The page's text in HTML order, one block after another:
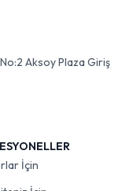
Aksoy Plaza Giriş
İçin